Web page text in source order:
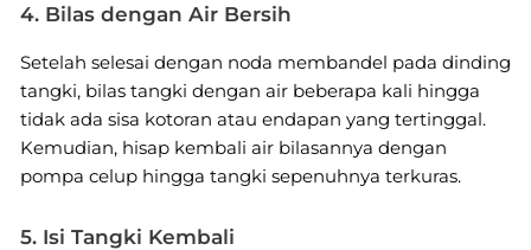
4. Bilas dengan Air Bersih
Setelah selesai dengan noda membandel pada dinding
tangki, bilas tangki dengan air beberapa kali hingga
tidak ada sisa kotoran atau endapan yang tertinggal.
Kemudian, hisap kembali air bilasannya dengan
pompa celup hingga tangki sepenuhnya terkuras.
5. Isi Tangki Kembali